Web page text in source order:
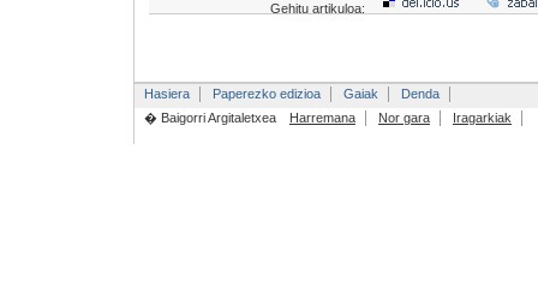
Gehitu artikuloa:
Hasiera Paperezko edizioa Gaiak
Denda
� Baigorri Argitaletxea
Harremana Nor gara Iragarkiak